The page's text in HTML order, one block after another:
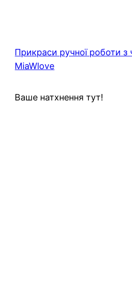
Прикраси ручної роботи з
MiaWlove
Ваше натхнення тут!